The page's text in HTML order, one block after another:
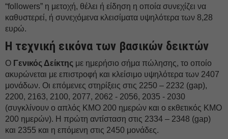
“followers” η μετοχή, θέλει ή είδηση η οποία συνεχίζει να
καθυστερεί, ή συνεχόμενα κλεισίματα υψηλότερα των 8,28
ευρώ.
Η τεχνική εικόνα των βασικών δεικτών
Ο Γενικός Δείκτης με ημερήσιο σήμα πώλησης, το οποίο
ακυρώνεται με επιστροφή και κλείσιμο υψηλότερα των 2407
μονάδων. Οι επόμενες στηρίξεις στις 2250 – 2232 (gap),
2200, 2163, 2100, 2077, 2062 - 2056, 2035 - 2030
(συγκλίνουν ο απλός ΚΜΟ 200 ημερών και ο εκθετικός ΚΜΟ
200 ημερών). Η πρώτη αντίσταση στις 2334 – 2348 (gap)
και 2355 και η επόμενη στις 2450 μονάδες.